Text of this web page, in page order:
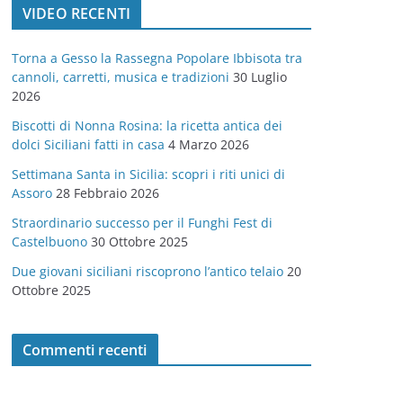
o
r
e
VIDEO RECENTI
Torna a Gesso la Rassegna Popolare Ibbisota tra
cannoli, carretti, musica e tradizioni 30 Luglio
2026
Biscotti di Nonna Rosina: la ricetta antica dei
dolci Siciliani fatti in casa 4 Marzo 2026
Settimana Santa in Sicilia: scopri i riti unici di
Assoro 28 Febbraio 2026
Straordinario successo per il Funghi Fest di
Castelbuono 30 Ottobre 2025
Due giovani siciliani riscoprono l’antico telaio 20
Ottobre 2025
Commenti recenti